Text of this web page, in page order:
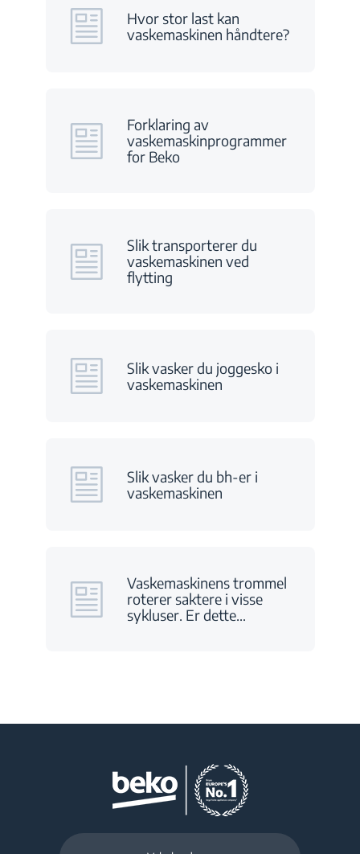
Hvor stor last kan
vaskemaskinen håndtere?
Forklaring av
vaskemaskinprogrammer
for Beko
Slik transporterer du
vaskemaskinen ved
flytting
Slik vasker du joggesko i
vaskemaskinen
Slik vasker du bh-er i
vaskemaskinen
Vaskemaskinens trommel
roterer saktere i visse
sykluser. Er dette…